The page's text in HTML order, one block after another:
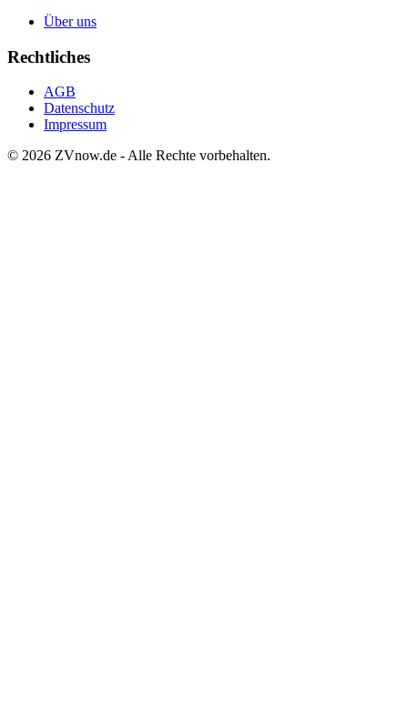
Über uns
Rechtliches
AGB
Datenschutz
Impressum
© 2026 ZVnow.de - Alle Rechte vorbehalten.